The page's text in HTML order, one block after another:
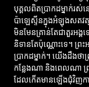
បុគ្គលពិតប្រាកដម្នាក់រស់
ប៉ាឡេស្ទីនក្នុងអំឡុងសតវ
មិនមែនគ្រាន់តែជាតួរអង្គ
និទានតែប៉ុណ្ណោះទេ។ ព្រ
ប្រាកដម្នាក់។ យើងដឹងថា
កន្លែងណា និងពេលណា ព្
ដែលកើតមានឡើងជុំវិញក